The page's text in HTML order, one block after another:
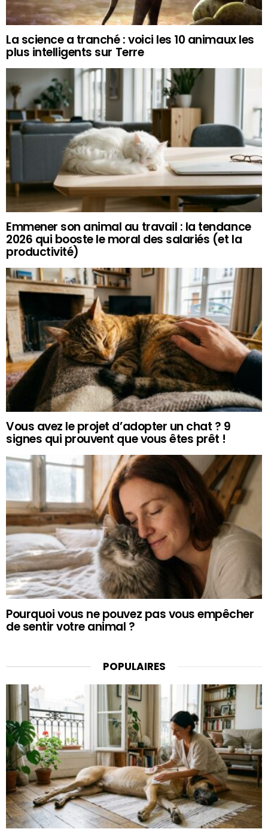
La science a tranché : voici les 10 animaux les
plus intelligents sur Terre
Emmener son animal au travail : la tendance
2026 qui booste le moral des salariés (et la
productivité)
Vous avez le projet d’adopter un chat ? 9
signes qui prouvent que vous êtes prêt !
Pourquoi vous ne pouvez pas vous empêcher
de sentir votre animal ?
POPULAIRES